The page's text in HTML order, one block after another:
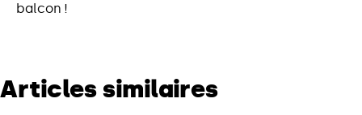
balcon !
Articles similaires